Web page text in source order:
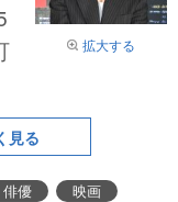
拡大する
見る
俳優
映画